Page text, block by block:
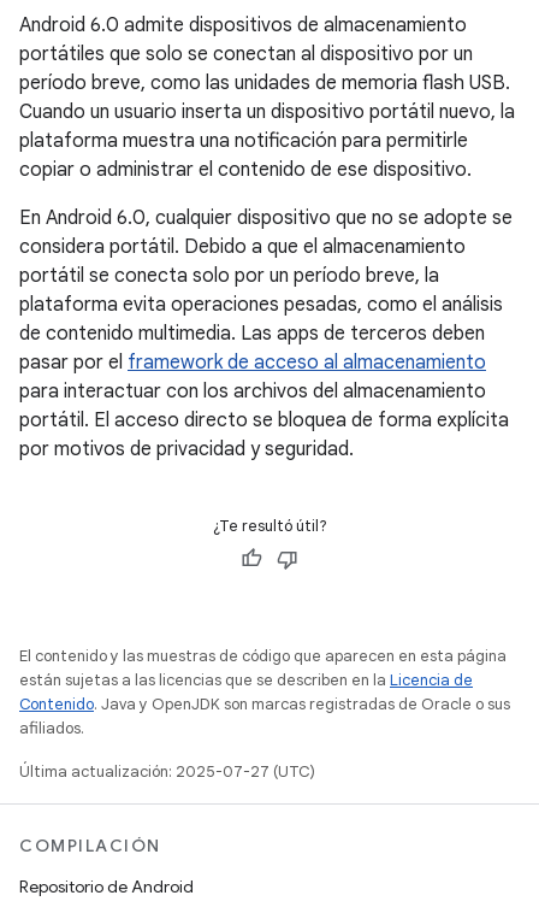
Android 6.0 admite dispositivos de almacenamiento
portátiles que solo se conectan al dispositivo por un
período breve, como las unidades de memoria flash USB.
Cuando un usuario inserta un dispositivo portátil nuevo, la
plataforma muestra una notificación para permitirle
copiar o administrar el contenido de ese dispositivo.
En Android 6.0, cualquier dispositivo que no se adopte se
considera portátil. Debido a que el almacenamiento
portátil se conecta solo por un período breve, la
plataforma evita operaciones pesadas, como el análisis
de contenido multimedia. Las apps de terceros deben
pasar por el framework de acceso al almacenamiento
para interactuar con los archivos del almacenamiento
portátil. El acceso directo se bloquea de forma explícita
por motivos de privacidad y seguridad.
¿Te resultó útil?
El contenido y las muestras de código que aparecen en esta página
están sujetas a las licencias que se describen en la Licencia de
Contenido. Java y OpenJDK son marcas registradas de Oracle o sus
afiliados.
Última actualización: 2025-07-27 (UTC)
COMPILACIÓN
Repositorio de Android